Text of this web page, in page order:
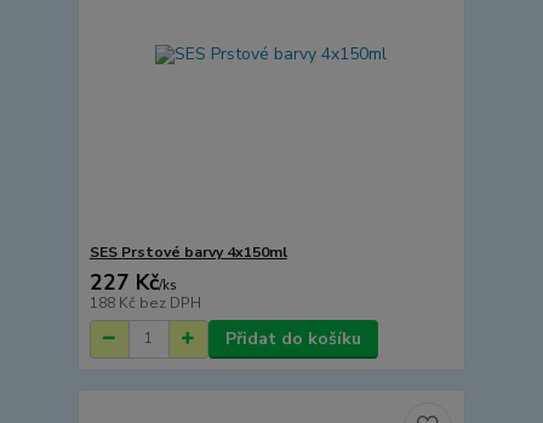
SES Prstové barvy 4x150ml
227 Kč/ks
188 Kč bez DPH
Přidat do košíku